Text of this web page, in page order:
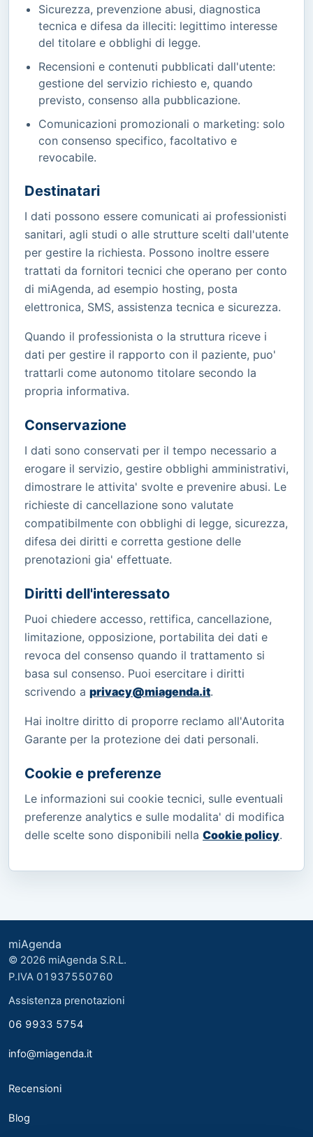
Sicurezza, prevenzione abusi, diagnostica
tecnica e difesa da illeciti: legittimo interesse
del titolare e obblighi di legge.
Recensioni e contenuti pubblicati dall'utente:
gestione del servizio richiesto e, quando
previsto, consenso alla pubblicazione.
Comunicazioni promozionali o marketing: solo
con consenso specifico, facoltativo e
revocabile.
Destinatari
I dati possono essere comunicati ai professionisti
sanitari, agli studi o alle strutture scelti dall'utente
per gestire la richiesta. Possono inoltre essere
trattati da fornitori tecnici che operano per conto
di miAgenda, ad esempio hosting, posta
elettronica, SMS, assistenza tecnica e sicurezza.
Quando il professionista o la struttura riceve i
dati per gestire il rapporto con il paziente, puo'
trattarli come autonomo titolare secondo la
propria informativa.
Conservazione
I dati sono conservati per il tempo necessario a
erogare il servizio, gestire obblighi amministrativi,
dimostrare le attivita' svolte e prevenire abusi. Le
richieste di cancellazione sono valutate
compatibilmente con obblighi di legge, sicurezza,
difesa dei diritti e corretta gestione delle
prenotazioni gia' effettuate.
Diritti dell'interessato
Puoi chiedere accesso, rettifica, cancellazione,
limitazione, opposizione, portabilita dei dati e
revoca del consenso quando il trattamento si
basa sul consenso. Puoi esercitare i diritti
scrivendo a privacy@miagenda.it.
Hai inoltre diritto di proporre reclamo all'Autorita
Garante per la protezione dei dati personali.
Cookie e preferenze
Le informazioni sui cookie tecnici, sulle eventuali
preferenze analytics e sulle modalita' di modifica
delle scelte sono disponibili nella Cookie policy.
miAgenda
© 2026 miAgenda S.R.L.
P.IVA 01937550760
Assistenza prenotazioni
06 9933 5754
info@miagenda.it
Recensioni
Blog